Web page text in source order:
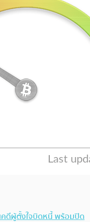
คดีผู้ตั้งใจบิดหนี้ พร้อมปิด